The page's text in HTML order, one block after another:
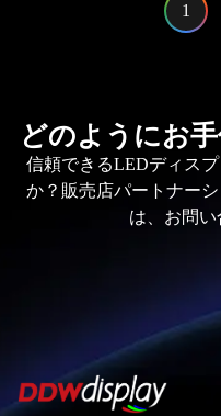
1
どのようにお
信頼できるLEDディス
か？販売店パートナー
は、お問